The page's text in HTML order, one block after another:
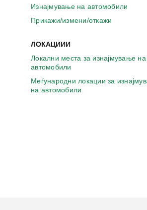
Изнајмување на автомобили
Прикажи/измени/откажи
ЛОКАЦИИИ
Локални места за изнајмување на
автомобили
Меѓународни локации за
на автомобили